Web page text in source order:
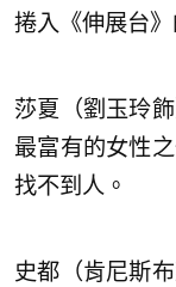
捲入《伸展台
莎夏（劉玉玲
最富有的女性
找不到人。
史都（肯尼斯